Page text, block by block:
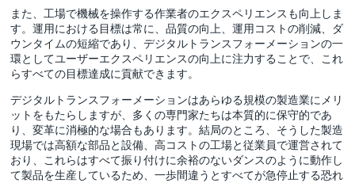
また、工場で機械を操作する作業者のエクスペリエンスも向上しま
す。運用における目標は常に、品質の向上、運用コストの削減、ダ
ウンタイムの短縮であり、デジタルトランスフォーメーションの一
環としてユーザーエクスペリエンスの向上に注力することで、これ
らすべての目標達成に貢献できます。
デジタルトランスフォーメーションはあらゆる規模の製造業にメリ
ットをもたらしますが、多くの専門家たちは本質的に保守的であ
り、変革に消極的な場合もあります。結局のところ、そうした製造
現場では高額な部品と設備、高コストの工場と従業員で運営されて
おり、これらはすべて振り付けに余裕のないダンスのように動作し
て製品を生産しているため、一歩間違うとすべてが急停止する恐れ